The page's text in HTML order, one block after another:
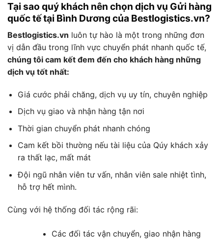
Tại sao quý khách nên chọn dịch vụ Gửi hàng
quốc tế tại Bình Dương của Bestlogistics.vn?
Bestlogistics.vn luôn tự hào là một trong những đơn
vị dẫn đầu trong lĩnh vực chuyển phát nhanh quốc tế,
chúng tôi cam kết đem đến cho khách hàng những
dịch vụ tốt nhất:
Giá cước phải chăng, dịch vụ uy tín, chuyên nghiệp
Dịch vụ giao và nhận hàng tận nơi
Thời gian chuyển phát nhanh chóng
Cam kết bồi thường nếu tài liệu của Qúy khách xảy
ra thất lạc, mất mát
Đội ngũ nhân viên tư vấn, nhân viên sale nhiệt tình,
hỗ trợ hết mình.
Cùng với hệ thống đối tác rộng rãi:
Các đối tác vận chuyển, giao nhận hàng